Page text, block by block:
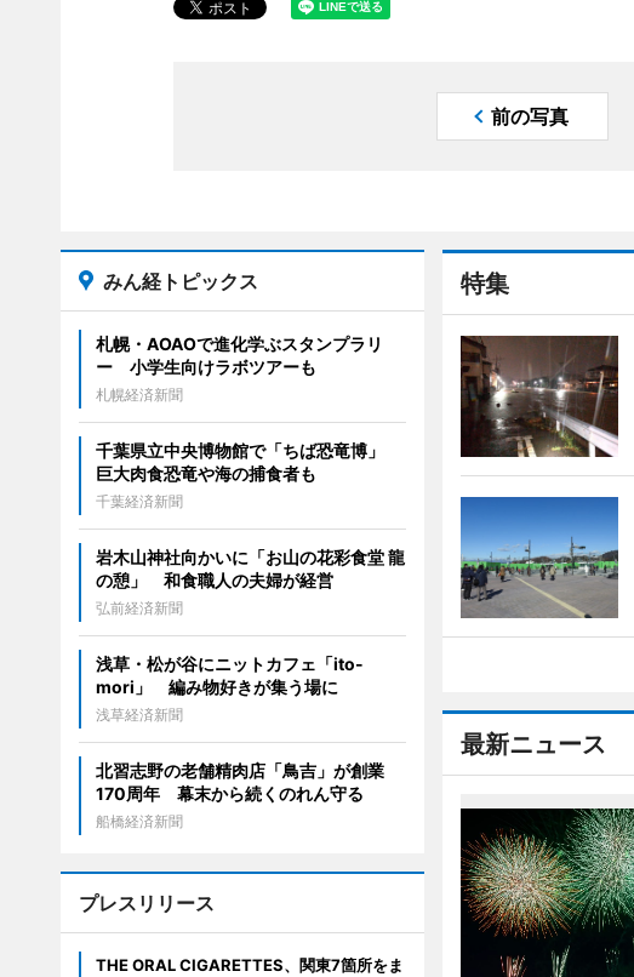
前の写真
特集
最新ニュース
みん経トピックス
札幌・AOAOで進化学ぶスタンプラリ
ー 小学生向けラボツアーも
札幌経済新聞
千葉県立中央博物館で「ちば恐竜博」
巨大肉食恐竜や海の捕食者も
千葉経済新聞
岩木山神社向かいに「お山の花彩食堂 龍
の憩」 和食職人の夫婦が経営
弘前経済新聞
浅草・松が谷にニットカフェ「ito-
mori」 編み物好きが集う場に
浅草経済新聞
北習志野の老舗精肉店「鳥吉」が創業
170周年 幕末から続くのれん守る
船橋経済新聞
プレスリリース
THE ORAL CIGARETTES、関東7箇所をま